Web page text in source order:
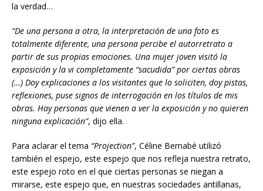
la verdad…
“De una persona a otra, la interpretación de una foto es
totalmente diferente, una persona percibe el autorretrato a
partir de sus propias emociones. Una mujer joven visitó la
exposición y la vi completamente “sacudida” por ciertas obras
(…) Doy explicaciones a los visitantes que lo soliciten, doy pistas,
reflexiones, puse signos de interrogación en los títulos de mis
obras. Hay personas que vienen a ver la exposición y no quieren
ninguna explicación”, dijo ella.
Para aclarar el tema “Projection”, Céline Bernabé utilizó
también el espejo, este espejo que nos refleja nuestra retrato,
este espejo roto en el que ciertas personas se niegan a
mirarse, este espejo que, en nuestras sociedades antillanas,